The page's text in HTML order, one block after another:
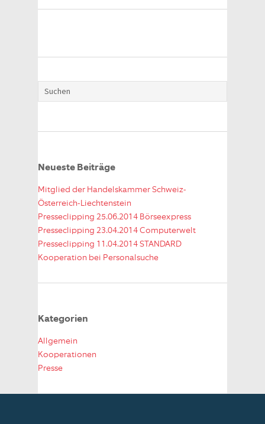
Neueste Beiträge
Mitglied der Handelskammer Schweiz-
Österreich-Liechtenstein
Presseclipping 25.06.2014 Börseexpress
Presseclipping 23.04.2014 Computerwelt
Presseclipping 11.04.2014 STANDARD
Kooperation bei Personalsuche
Kategorien
Allgemein
Kooperationen
Presse